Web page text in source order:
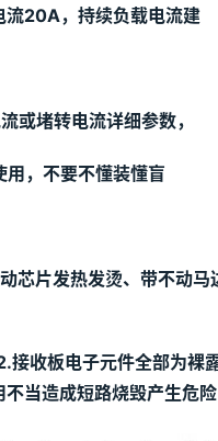
流20A，持续负载电流建
或堵转电流详细参数，
，不要不懂装懂盲
芯片发热发烫、带不动马
收板电子元件全部为裸
当造成短路烧毁产生危险